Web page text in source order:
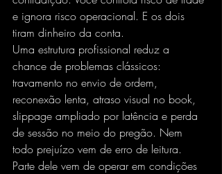
e ignora risco operacional. E os dois
tiram dinheiro da conta.
Uma estrutura profissional reduz a
chance de problemas clássicos:
travamento no envio de ordem,
reconexão lenta, atraso visual no book,
slippage ampliado por latência e perda
de sessão no meio do pregão. Nem
todo prejuízo vem de erro de leitura.
Parte dele vem de operar em condições